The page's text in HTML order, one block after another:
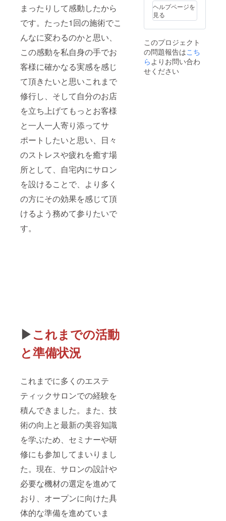
まったりして感動したから
です。たった1回の施術でこ
んなに変わるのかと思い、
この感動を私自身の手でお
客様に確かなる実感を感じ
て頂きたいと思いこれまで
修行し、そして自分のお店
を立ち上げてもっとお客様
と一人一人寄り添ってサ
ポートしたいと思い、日々
のストレスや疲れを癒す場
所として、自宅内にサロン
を設けることで、より多く
の方にその効果を感じて頂
けるよう務めて参りたいで
す。
▶これまでの活動
と準備状況
これまでに多くのエステ
ティックサロンでの経験を
積んできました。また、技
術の向上と最新の美容知識
を学ぶため、セミナーや研
修にも参加してまいりまし
た。現在、サロンの設計や
必要な機材の選定を進めて
おり、オープンに向けた具
体的な準備を進めていま
で、たった1
回の施術で
一目で効果
が実感でき
るエステで
ございま
す。私自
ヘルプページを
見る
このプロジェクト
の問題報告はこち
ら よりお問い合わ
せください